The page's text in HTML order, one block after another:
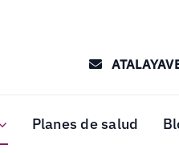
Planes de salud